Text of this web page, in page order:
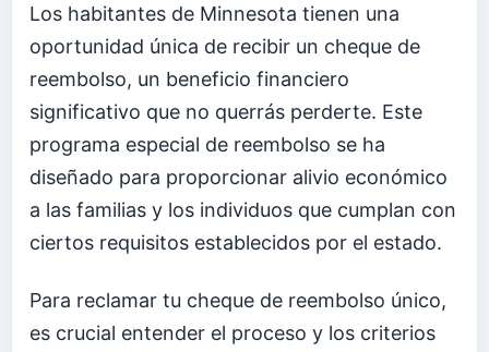
Los habitantes de Minnesota tienen una
oportunidad única de recibir un cheque de
reembolso, un beneficio financiero
significativo que no querrás perderte. Este
programa especial de reembolso se ha
diseñado para proporcionar alivio económico
a las familias y los individuos que cumplan con
ciertos requisitos establecidos por el estado.
Para reclamar tu cheque de reembolso único,
es crucial entender el proceso y los criterios